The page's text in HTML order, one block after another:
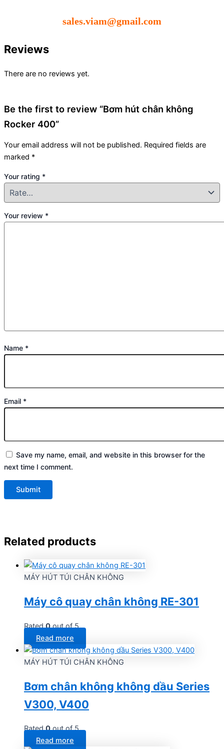
sales.viam@gmail.com
Reviews
There are no reviews yet.
Be the first to review “Bơm hút chân không
Rocker 400”
Your email address will not be published. Required fields are
marked *
Your rating *
Your review *
Name *
Email *
Save my name, email, and website in this browser for the
next time I comment.
Related products
MÁY HÚT TÚI CHÂN KHÔNG
Máy cô quay chân không RE-301
Rated0out of 5
Read more
MÁY HÚT TÚI CHÂN KHÔNG
Bơm chân không không dầu Series
V300, V400
Rated0out of 5
Read more